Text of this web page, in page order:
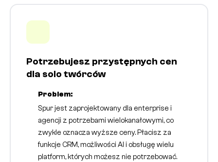
Potrzebujesz przystępnych cen
dla solo twórców
Problem:
Spur jest zaprojektowany dla enterprise i
agencji z potrzebami wielokanałowymi, co
zwykle oznacza wyższe ceny. Płacisz za
funkcje CRM, możliwości AI i obsługę wielu
platform, których możesz nie potrzebować.